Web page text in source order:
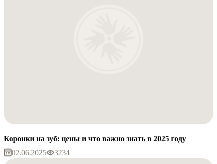
Коронки на зуб: цены и что важно знать в 2025 году
02.06.2025
3234